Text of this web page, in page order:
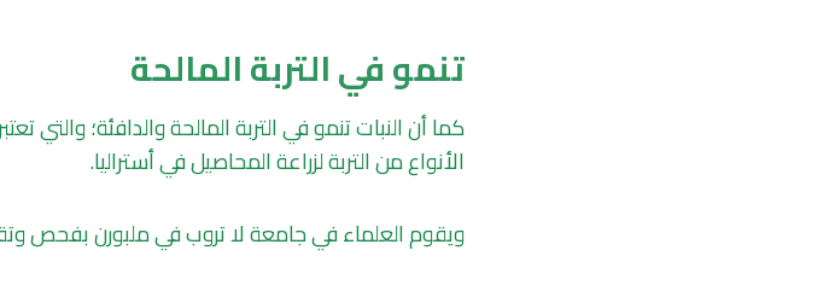
تنمو في التربة المالحة
كما أن النبات تنمو في التربة المالحة والدافئة؛ والتي
الأنواع من التربة لزراعة المحاصيل في أستراليا.
ويقوم العلماء في جامعة لا تروب في ملبورن بفحص